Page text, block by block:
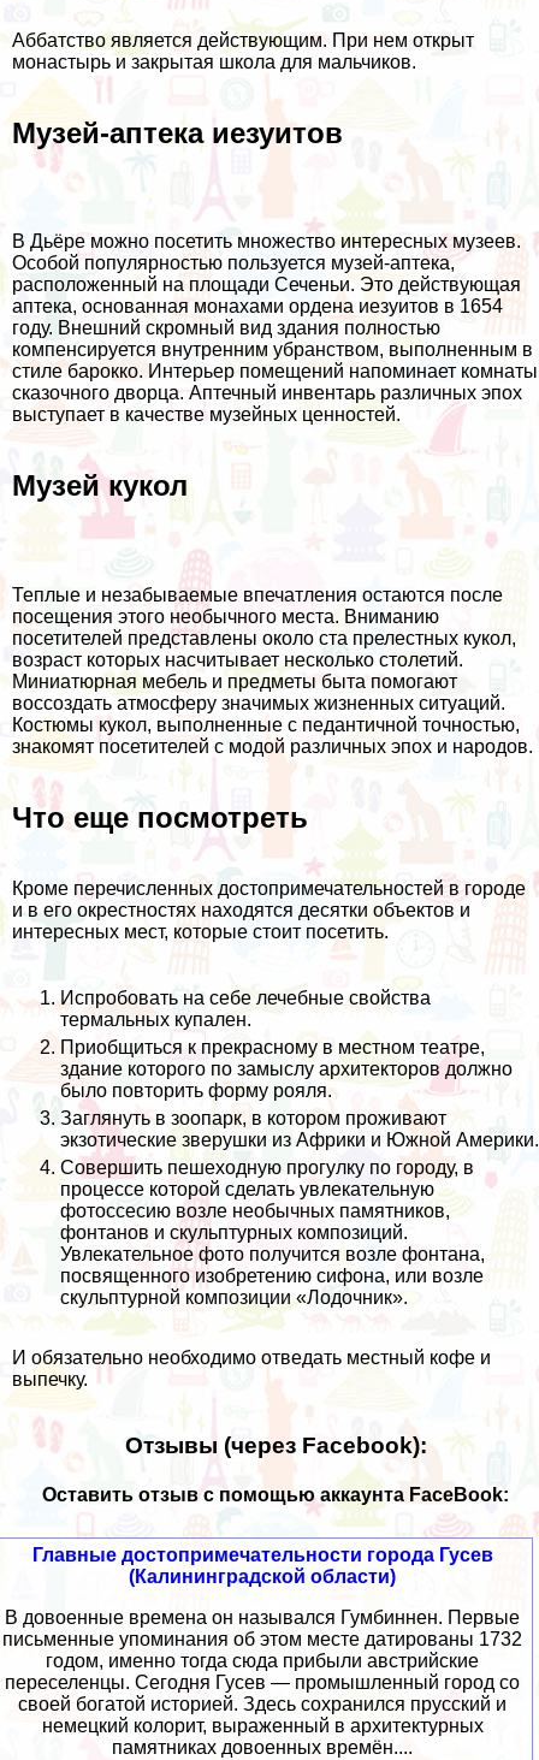
Аббатство является действующим. При нем открыт
монастырь и закрытая школа для мальчиков.
Музей-аптека иезуитов
В Дьёре можно посетить множество интересных музеев.
Особой популярностью пользуется музей-аптека,
расположенный на площади Сеченьи. Это действующая
аптека, основанная монахами ордена иезуитов в 1654
году. Внешний скромный вид здания полностью
компенсируется внутренним убранством, выполненным в
стиле барокко. Интерьер помещений напоминает комнаты
сказочного дворца. Аптечный инвентарь различных эпох
выступает в качестве музейных ценностей.
Музей кукол
Теплые и незабываемые впечатления остаются после
посещения этого необычного места. Вниманию
посетителей представлены около ста прелестных кукол,
возраст которых насчитывает несколько столетий.
Миниатюрная мебель и предметы быта помогают
воссоздать атмосферу значимых жизненных ситуаций.
Костюмы кукол, выполненные с педантичной точностью,
знакомят посетителей с модой различных эпох и народов.
Что еще посмотреть
Кроме перечисленных достопримечательностей в городе
и в его окрестностях находятся десятки объектов и
интересных мест, которые стоит посетить.
Испробовать на себе лечебные свойства
термальных купален.
Приобщиться к прекрасному в местном театре,
здание которого по замыслу архитекторов должно
было повторить форму рояля.
Заглянуть в зоопарк, в котором проживают
экзотические зверушки из Африки и Южной Америки.
Совершить пешеходную прогулку по городу, в
процессе которой сделать увлекательную
фотоссесию возле необычных памятников,
фонтанов и скульптурных композиций.
Увлекательное фото получится возле фонтана,
посвященного изобретению сифона, или возле
скульптурной композиции «Лодочник».
И обязательно необходимо отведать местный кофе и
выпечку.
Отзывы (через Facebook):
Оставить отзыв с помощью аккаунта FaceBook:
Главные достопримечательности города Гусев
(Калининградской области)
В довоенные времена он назывался Гумбиннен. Первые
письменные упоминания об этом месте датированы 1732
годом, именно тогда сюда прибыли австрийские
переселенцы. Сегодня Гусев — промышленный город со
своей богатой историей. Здесь сохранился прусский и
немецкий колорит, выраженный в архитектурных
памятниках довоенных времён....